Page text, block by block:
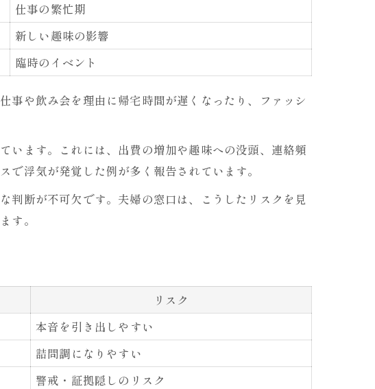
仕事の繁忙期
新しい趣味の影響
臨時のイベント
事や飲み会を理由に帰宅時間が遅くなったり、ファッシ
います。これには、出費の増加や趣味への没頭、連絡頻
浮気が発覚した例が多く報告されています。
判断が不可欠です。夫婦の窓口は、こうしたリスクを見
す。
リスク
本音を引き出しやすい
詰問調になりやすい
警戒・証拠隠しのリスク